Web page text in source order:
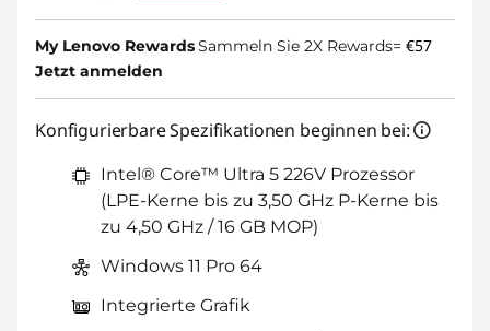
eCoupon :
Der eCoupon ist auf Einheiten mit
My Lenovo RewardsSammeln Sie 2X Rewards= €57
Jetzt anmelden
Konfigurierbare Spezifikationen beginnen bei:
Intel® Core™ Ultra 5 226V Prozessor
(LPE-Kerne bis zu 3,50 GHz P-Kerne bis
zu 4,50 GHz / 16 GB MOP)
Windows 11 Pro 64
Integrierte Grafik